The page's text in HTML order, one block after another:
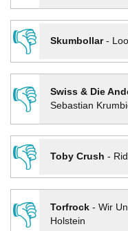
👎
Skumbollar-
👎
Swiss & Die
Sebastian
👎
Toby Crush -
👎
Torfrock- Wir
Holstein